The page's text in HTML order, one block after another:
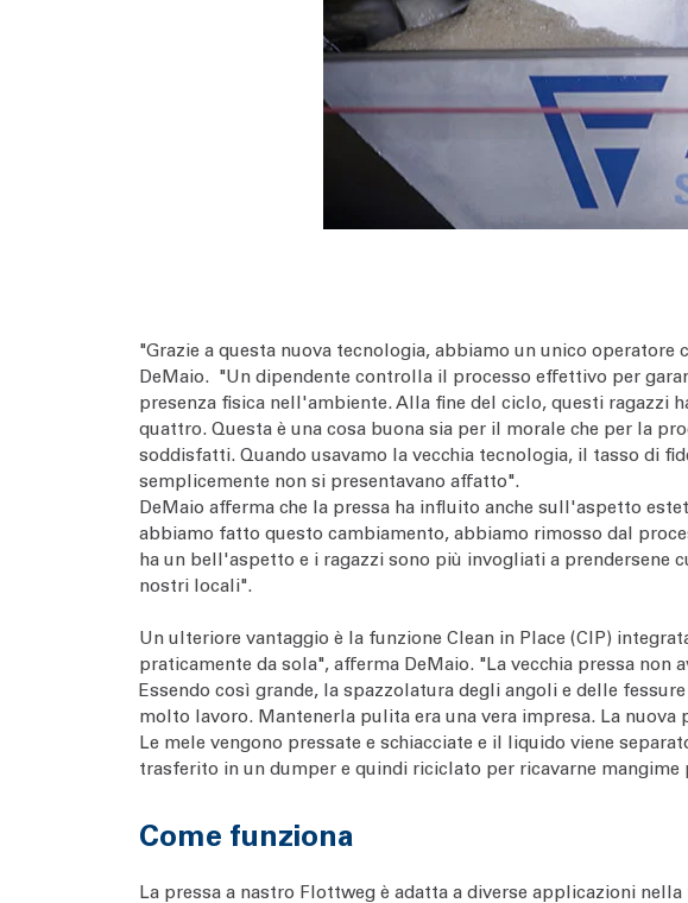
"Grazie a questa nuova tecnologia, abbiamo un unico
DeMaio. "Un dipendente controlla il processo effettivo per
presenza fisica nell'ambiente. Alla fine del ciclo, questi ragazzi
quattro. Questa è una cosa buona sia per il morale che per la
soddisfatti. Quando usavamo la vecchia tecnologia, il tasso di
semplicemente non si presentavano affatto".
DeMaio afferma che la pressa ha influito anche sull'aspetto
abbiamo fatto questo cambiamento, abbiamo rimosso dal
ha un bell'aspetto e i ragazzi sono più invogliati a prendersene
nostri locali".
Un ulteriore vantaggio è la funzione Clean in Place (CIP)
praticamente da sola", afferma DeMaio. "La vecchia pressa non
Essendo così grande, la spazzolatura degli angoli e delle
molto lavoro. Mantenerla pulita era una vera impresa. La
Le mele vengono pressate e schiacciate e il liquido viene
trasferito in un dumper e quindi riciclato per ricavarne mangime
Come funziona
La pressa a nastro Flottweg è adatta a diverse applicazioni